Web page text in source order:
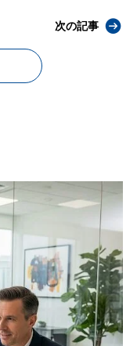
次の記事